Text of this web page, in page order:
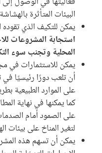
البيئات المتأثرة
يمكن للتكيف الذي
استجابة المشروعات
المحلية وتجنب سوء
يمكن للاستثمارات في
أن تلعب دورًا رئيسيًا
على الموارد الطبيعية
كما يمكنها في نهاية
على الصمود أمام
لتغير المناخ على بيئات
يمكن أن تسهم هذه